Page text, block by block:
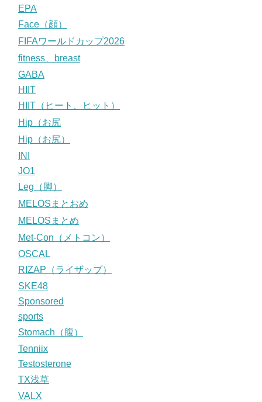
EPA
Face（顔）
FIFAワールドカップ2026
fitness、breast
GABA
HIIT
HIIT（ヒート、ヒット）
Hip（お尻
Hip（お尻）
INI
JO1
Leg（脚）
MELOSまとおめ
MELOSまとめ
Met-Con（メトコン）
OSCAL
RIZAP（ライザップ）
SKE48
Sponsored
sports
Stomach（腹）
Tenniix
Testosterone
TX浅草
VALX